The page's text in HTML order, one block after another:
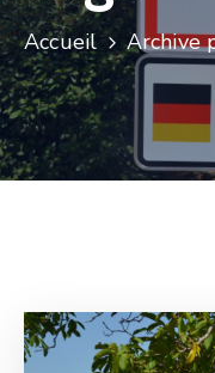
Vie
Municipale
Services
Jeunesse
Accueil Archive